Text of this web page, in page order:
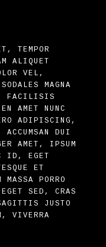
TEMPOR
ALIQUET
VEL,
MAGNA
FACILISIS
AMET NUNC
ADIPISCING,
DUI
AMET, IPSUM
ID, EGET
ET
PORRO
SED, CRAS
JUSTO
VIVERRA